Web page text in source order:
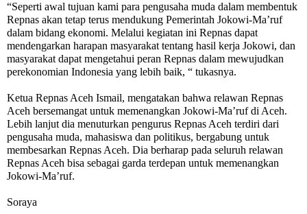
“Seperti awal tujuan kami para pengusaha muda dalam membentuk
Repnas akan tetap terus mendukung Pemerintah Jokowi-Ma’ruf
dalam bidang ekonomi. Melalui kegiatan ini Repnas dapat
mendengarkan harapan masyarakat tentang hasil kerja Jokowi, dan
masyarakat dapat mengetahui peran Repnas dalam mewujudkan
perekonomian Indonesia yang lebih baik, “ tukasnya.
Ketua Repnas Aceh Ismail, mengatakan bahwa relawan Repnas
Aceh bersemangat untuk memenangkan Jokowi-Ma’ruf di Aceh.
Lebih lanjut dia menuturkan pengurus Repnas Aceh terdiri dari
pengusaha muda, mahasiswa dan politikus, bergabung untuk
membesarkan Repnas Aceh. Dia berharap pada seluruh relawan
Repnas Aceh bisa sebagai garda terdepan untuk memenangkan
Jokowi-Ma’ruf.
Soraya